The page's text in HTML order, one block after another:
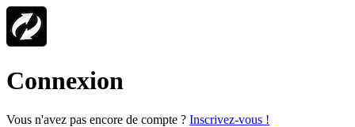
Connexion
Vous n'avez pas encore de compte ? Inscrivez-vous !